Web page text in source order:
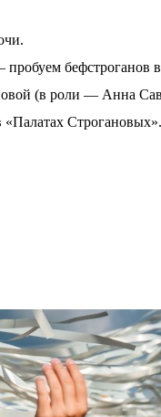
бефстроганов
(в роли — Анна
Строгановых».